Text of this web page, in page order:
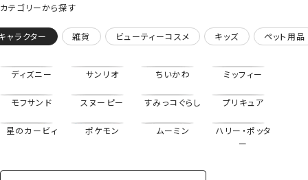
星のカービィ＜カービィ＞
カテゴリーから探す
ャラクター 雑貨 ビューティーコスメ キッズ ペット用品
ディズニー サンリオ ちいかわ ミッフィー
モフサンド スヌーピー すみっコぐらし プリキュア
星のカービィ ポケモン ムーミン
ハリー・ポッタ
ー